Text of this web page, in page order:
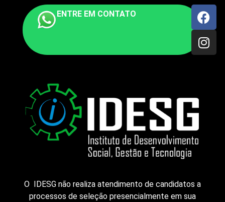
ENTRE EM CONTATO
O IDESG não realiza atendimento de candidatos a
processos de seleção presencialmente em sua